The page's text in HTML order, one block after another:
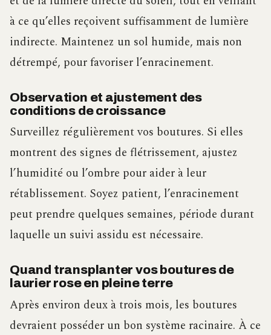
à ce qu’elles reçoivent suffisamment de lumière
indirecte. Maintenez un sol humide, mais non
détrempé, pour favoriser l’enracinement.
Observation et ajustement des
conditions de croissance
Surveillez régulièrement vos boutures. Si elles
montrent des signes de flétrissement, ajustez
l’humidité ou l’ombre pour aider à leur
rétablissement. Soyez patient, l’enracinement
peut prendre quelques semaines, période durant
laquelle un suivi assidu est nécessaire.
Quand transplanter vos boutures de
laurier rose en pleine terre
Après environ deux à trois mois, les boutures
devraient posséder un bon système racinaire. À ce